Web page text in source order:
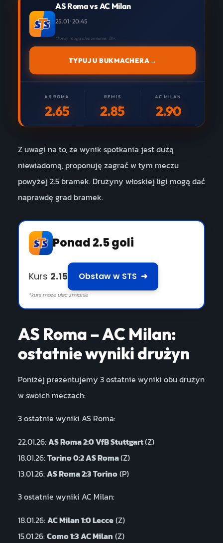
AS Roma vs AC Milan
25.01 · 20:45
*kursy mogą ulec zmianie. 18+.
TYPUJ U BUKMACHERA→
AS ROMA
2.65
REMIS
2.85
AC MILAN
2.90
Z uwagi na to, że wynik spotkania jest dużą
niewiadomą, proponuję zagrać w tym meczu
powyżej 2.5 bramek. Drużyny włoskiej ligi mogą dać
naprawdę grad bramek.
Ponad 2.5 goli
Kurs 2.15 Obstaw w STS ➜
*kurs może ulec zmianie
AS Roma – AC Milan:
ostatnie wyniki drużyn
Poniżej prezentujemy 3 ostatnie wyniki obu drużyn
w swoich meczach:
3 ostatnie wyniki AS Roma:
22.01.26:AS Roma 2:0 VfB Stuttgart(Z)
18.01.26:Torino 0:2 AS Roma(Z)
13.01.26:AS Roma 2:3 Torino(P)
3 ostatnie wyniki AC Milan:
18.01.26:AC Milan 1:0 Lecce(Z)
15.01.26:Como 1:3 AC Milan (Z)